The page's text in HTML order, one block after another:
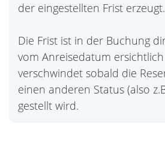
der eingestellten Frist erzeugt.
Die Frist ist in der Buchung
vom Anreisedatum
verschwindet sobald die
einen anderen Status (also
gestellt wird.